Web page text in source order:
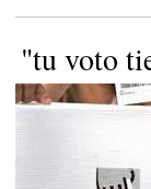
"tu voto